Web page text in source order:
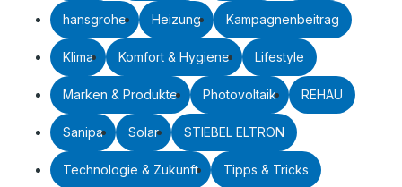
hansgrohe Heizung Kampagnenbeitrag
Klima Komfort & Hygiene Lifestyle
Marken & Produkte Photovoltaik REHAU
Sanipa Solar STIEBEL ELTRON
Technologie & Zukunft Tipps & Tricks